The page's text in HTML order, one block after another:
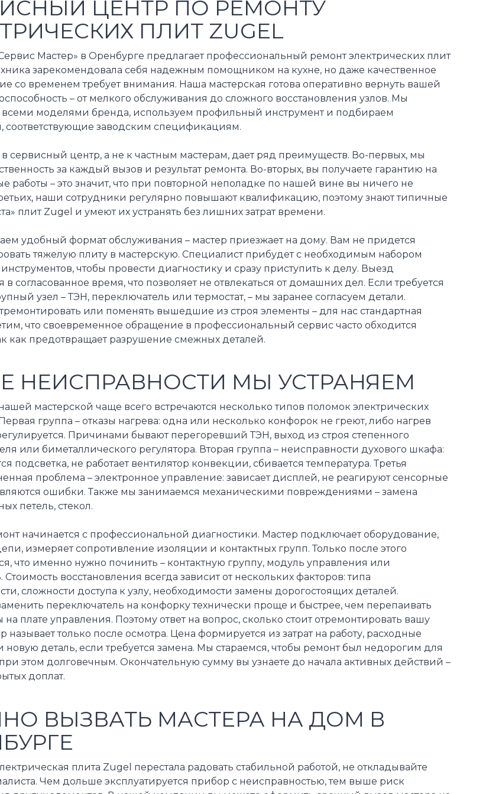
ЦЕНТР ПО РЕМОНТУ
ПЛИТ ZUGEL
Мастер» в Оренбурге предлагает профессиональный ремонт электрических плит
зарекомендовала себя надежным помощником на кухне, но даже качественное
со временем требует внимания. Наша мастерская готова оперативно вернуть вашей
– от мелкого обслуживания до сложного восстановления узлов. Мы
всеми моделями бренда, используем профильный инструмент и подбираем
соответствующие заводским спецификациям.
сервисный центр, а не к частным мастерам, дает ряд преимуществ. Во-первых, мы
за каждый вызов и результат ремонта. Во-вторых, вы получаете гарантию на
работы – это значит, что при повторной неполадке по нашей вине вы ничего не
наши сотрудники регулярно повышают квалификацию, поэтому знают типичные
плит Zugel и умеют их устранять без лишних затрат времени.
удобный формат обслуживания – мастер приезжает на дому. Вам не придется
тяжелую плиту в мастерскую. Специалист прибудет с необходимым набором
чтобы провести диагностику и сразу приступить к делу. Выезд
в согласованное время, что позволяет не отвлекаться от домашних дел. Если требуется
узел – ТЭН, переключатель или термостат, – мы заранее согласуем детали.
или поменять вышедшие из строя элементы – для нас стандартная
что своевременное обращение в профессиональный сервис часто обходится
как предотвращает разрушение смежных деталей.
НЕИСПРАВНОСТИ МЫ УСТРАНЯЕМ
мастерской чаще всего встречаются несколько типов поломок электрических
группа – отказы нагрева: одна или несколько конфорок не греют, либо нагрев
Причинами бывают перегоревший ТЭН, выход из строя степенного
или биметаллического регулятора. Вторая группа – неисправности духового шкафа:
подсветка, не работает вентилятор конвекции, сбивается температура. Третья
проблема – электронное управление: зависает дисплей, не реагируют сенсорные
ошибки. Также мы занимаемся механическими повреждениями – замена
петель, стекол.
начинается с профессиональной диагностики. Мастер подключает оборудование,
измеряет сопротивление изоляции и контактных групп. Только после этого
что именно нужно починить – контактную группу, модуль управления или
Стоимость восстановления всегда зависит от нескольких факторов: типа
сложности доступа к узлу, необходимости замены дорогостоящих деталей.
переключатель на конфорку технически проще и быстрее, чем перепаивать
плате управления. Поэтому ответ на вопрос, сколько стоит отремонтировать вашу
называет только после осмотра. Цена формируется из затрат на работу, расходные
новую деталь, если требуется замена. Мы стараемся, чтобы ремонт был недорогим для
этом долговечным. Окончательную сумму вы узнаете до начала активных действий –
доплат.
ВЫЗВАТЬ МАСТЕРА НА ДОМ В
плита Zugel перестала радовать стабильной работой, не откладывайте
Чем дольше эксплуатируется прибор с неисправностью, тем выше риск